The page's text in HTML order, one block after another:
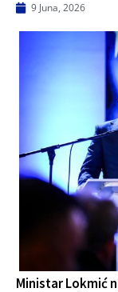
9 Juna, 2026
Ministar Lokmić